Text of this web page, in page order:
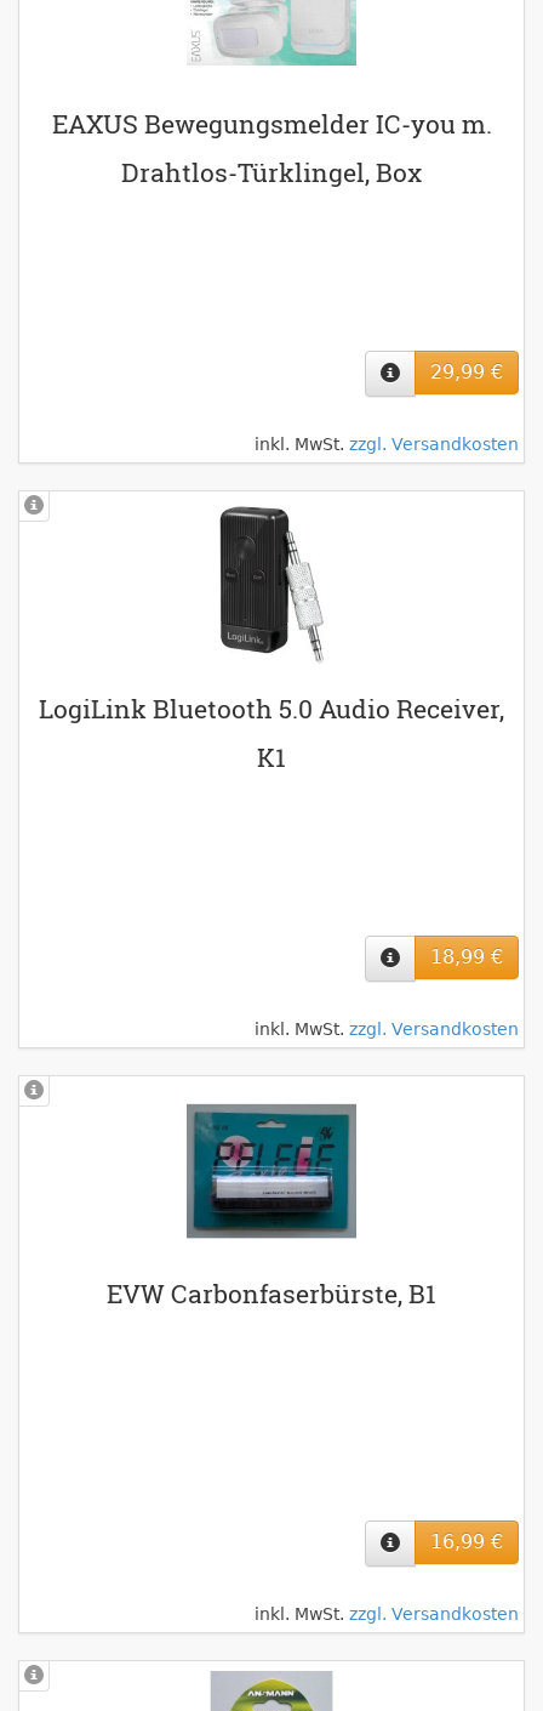
EAXUS Bewegungsmelder IC-you m.
Drahtlos-Türklingel, Box
29,99 €
inkl. MwSt. zzgl. Versandkosten
LogiLink Bluetooth 5.0 Audio Receiver,
K1
18,99 €
inkl. MwSt. zzgl. Versandkosten
EVW Carbonfaserbürste, B1
16,99 €
inkl. MwSt. zzgl. Versandkosten